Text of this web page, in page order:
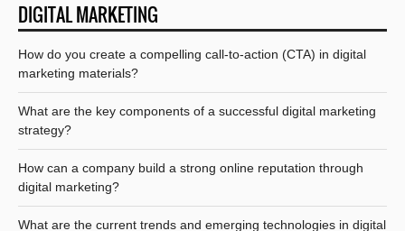
DIGITAL MARKETING
How do you create a compelling call-to-action (CTA) in digital
marketing materials?
What are the key components of a successful digital marketing
strategy?
How can a company build a strong online reputation through
digital marketing?
What are the current trends and emerging technologies in digital